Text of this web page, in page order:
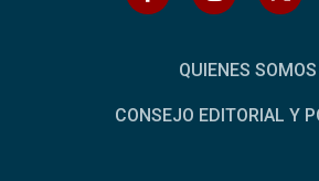
QUIENES SOMOS
CONSEJO EDITORIAL Y